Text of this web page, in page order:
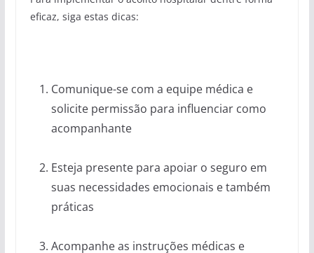
eficaz, siga estas dicas:
Comunique-se com a equipe médica e
solicite permissão para influenciar como
acompanhante
Esteja presente para apoiar o seguro em
suas necessidades emocionais e também
práticas
Acompanhe as instruções médicas e